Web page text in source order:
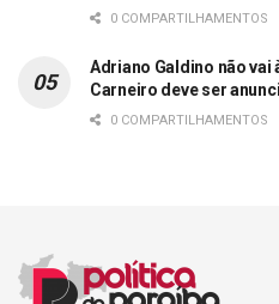
0 COMPARTILHAMENTOS
Adriano Galdino não vai
Carneiro deve ser
0 COMPARTILHAMENTOS